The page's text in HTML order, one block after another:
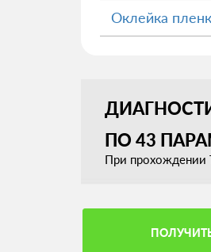
Оклейка
ПО 43
При прохождении